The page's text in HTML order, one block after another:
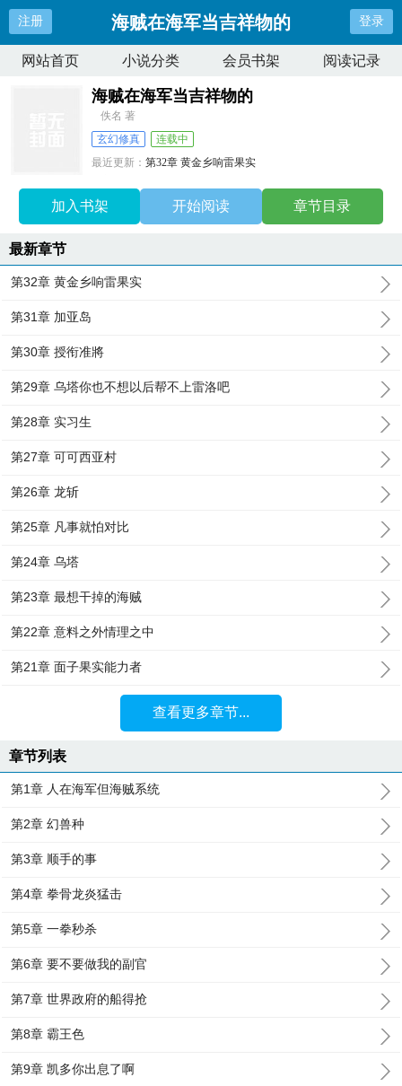
注册 海贼在海军当吉祥物的 登录
网站首页 小说分类 会员书架 阅读记录
海贼在海军当吉祥物的
佚名 著
玄幻修真
连载中
最近更新：第32章 黄金乡响雷果实
加入书架 开始阅读 章节目录
最新章节
第32章 黄金乡响雷果实
第31章 加亚岛
第30章 授衔准將
第29章 乌塔你也不想以后帮不上雷洛吧
第28章 实习生
第27章 可可西亚村
第26章 龙斩
第25章 凡事就怕对比
第24章 乌塔
第23章 最想干掉的海贼
第22章 意料之外情理之中
第21章 面子果实能力者
查看更多章节...
章节列表
第1章 人在海军但海贼系统
第2章 幻兽种
第3章 顺手的事
第4章 拳骨龙炎猛击
第5章 一拳秒杀
第6章 要不要做我的副官
第7章 世界政府的船得抢
第8章 霸王色
第9章 凯多你出息了啊